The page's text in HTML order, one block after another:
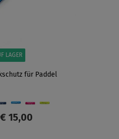
LAGER
für Paddel
€ 15,00